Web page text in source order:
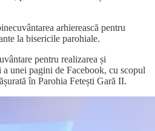
arhierească pentru
la bisericile parohiale.
pentru realizarea și
unei pagini de Facebook, cu scopul
în Parohia Fetești Gară II.